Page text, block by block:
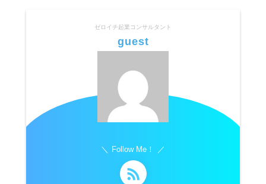
ゼロイチ起業コンサルタント
guest
Follow Me！